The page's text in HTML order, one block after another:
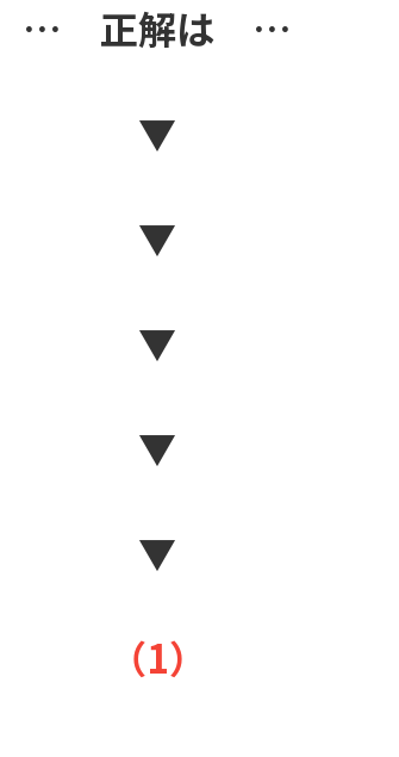
… 正解は …
▼
▼
▼
▼
▼
（1）